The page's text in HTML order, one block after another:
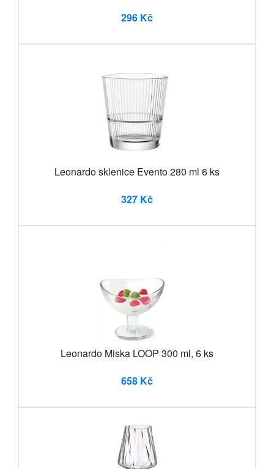
296 Kč
Leonardo sklenice Evento 280 ml 6 ks
327 Kč
Leonardo Miska LOOP 300 ml, 6 ks
658 Kč